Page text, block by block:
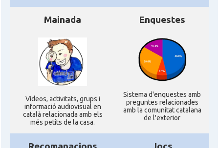
Mainada
Ví­deos, activitats, grups i
informació audiovisual en
català relacionada amb els
més petits de la casa.
Enquestes
Sistema d'enquestes amb
preguntes relacionades
amb la comunitat catalana
de l'exterior